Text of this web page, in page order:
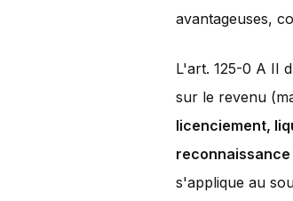
avantageuses,
L'art. 125-0 A II
sur le revenu
licenciement,
s'applique au